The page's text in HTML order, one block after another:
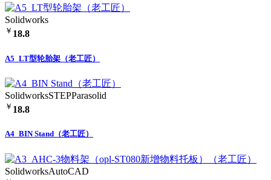
Solidworks
￥ 18.8
A5_LT型轮胎架（老工匠）
SolidworksSTEPParasolid
￥ 18.8
A4_BIN Stand（老工匠）
SolidworksAutoCAD